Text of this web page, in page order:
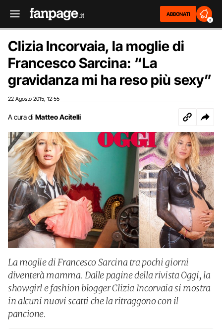
ABBONATI
2
Clizia Incorvaia, la moglie di
Francesco Sarcina: “La
gravidanza mi ha reso più sexy”
22 Agosto 2015 12:55
A cura di Matteo Acitelli
La moglie di Francesco Sarcina tra pochi giorni
diventerà mamma. Dalle pagine della rivista Oggi, la
showgirl e fashion blogger Clizia Incorvaia si mostra
in alcuni nuovi scatti che la ritraggono con il
pancione.